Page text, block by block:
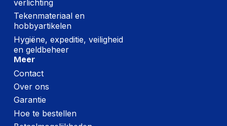
verlichting
Tekenmateriaal en
hobbyartikelen
Hygiëne, expeditie, veiligheid
en geldbeheer
Meer
Contact
Over ons
Garantie
Hoe te bestellen